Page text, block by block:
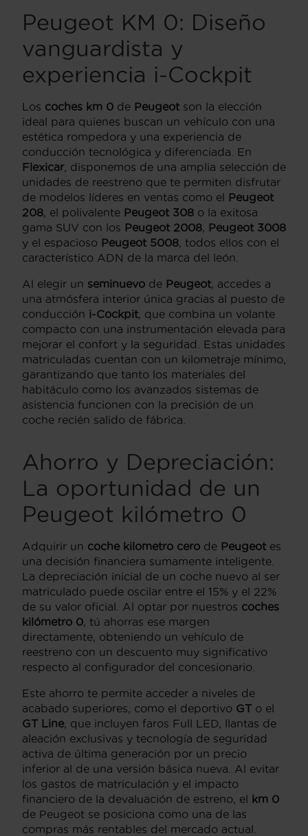
Peugeot KM 0: Diseño
vanguardista y
experiencia i-Cockpit
Los coches km 0 de Peugeot son la elección
ideal para quienes buscan un vehículo con una
estética rompedora y una experiencia de
conducción tecnológica y diferenciada. En
Flexicar, disponemos de una amplia selección de
unidades de reestreno que te permiten disfrutar
de modelos líderes en ventas como el Peugeot
208 , el polivalente Peugeot 308 o la exitosa
gama SUV con los Peugeot 2008 Peugeot 3008
y el espacioso Peugeot 5008 , todos ellos con el
característico ADN de la marca del león.
Al elegir un seminuevo de Peugeot , accedes a
una atmósfera interior única gracias al puesto de
conducción i-Cockpit , que combina un volante
compacto con una instrumentación elevada para
mejorar el confort y la seguridad. Estas unidades
matriculadas cuentan con un kilometraje mínimo,
garantizando que tanto los materiales del
habitáculo como los avanzados sistemas de
asistencia funcionen con la precisión de un
coche recién salido de fábrica.
Ahorro y Depreciación:
La oportunidad de un
Peugeot kilómetro 0
Adquirir un coche kilometro cero de Peugeot es
una decisión financiera sumamente inteligente.
La depreciación inicial de un coche nuevo al ser
matriculado puede oscilar entre el 15% y el 22%
de su valor oficial. Al optar por nuestros coches
kilómetro 0 , tú ahorras ese margen
directamente, obteniendo un vehículo de
reestreno con un descuento muy significativo
respecto al configurador del concesionario.
Este ahorro te permite acceder a niveles de
acabado superiores, como el deportivo GT o el
GT Line , que incluyen faros Full LED, llantas de
aleación exclusivas y tecnología de seguridad
activa de última generación por un precio
inferior al de una versión básica nueva. Al evitar
los gastos de matriculación y el impacto
financiero de la devaluación de estreno, el km 0
de Peugeot se posiciona como una de las
compras más rentables del mercado actual.